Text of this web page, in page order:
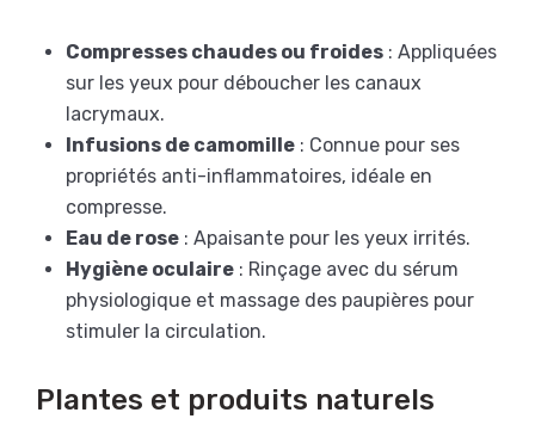
Compresses chaudes ou froides : Appliquées
sur les yeux pour déboucher les canaux
lacrymaux.
Infusions de camomille : Connue pour ses
propriétés anti-inflammatoires, idéale en
compresse.
Eau de rose : Apaisante pour les yeux irrités.
Hygiène oculaire : Rinçage avec du sérum
physiologique et massage des paupières pour
stimuler la circulation.
Plantes et produits naturels